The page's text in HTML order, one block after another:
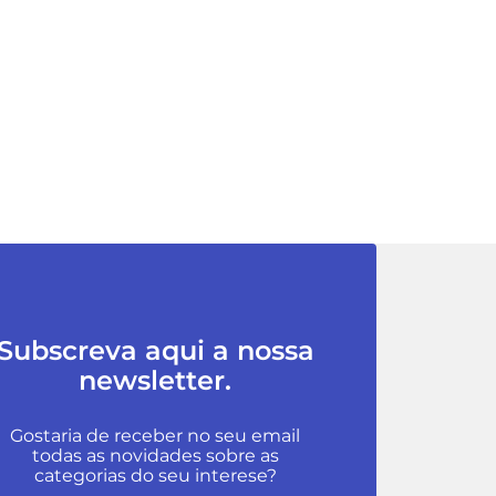
aqui a nossa
newsletter.
Gostaria de receber no seu email
todas as novidades sobre as
categorias do seu interese?